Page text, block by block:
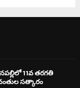
11వ తరగతి
సత్కారం